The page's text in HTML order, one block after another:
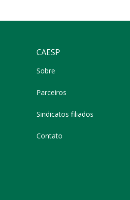
CAESP
Sobre
Parceiros
Sindicatos filiados
Contato